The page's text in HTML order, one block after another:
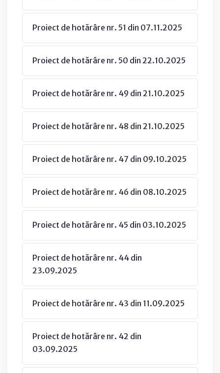
Proiect de hotărâre nr. 51 din 07.11.2025
Proiect de hotărâre nr. 50 din 22.10.2025
Proiect de hotărâre nr. 49 din 21.10.2025
Proiect de hotărâre nr. 48 din 21.10.2025
Proiect de hotărâre nr. 47 din 09.10.2025
Proiect de hotărâre nr. 46 din 08.10.2025
Proiect de hotărâre nr. 45 din 03.10.2025
Proiect de hotărâre nr. 44 din
23.09.2025
Proiect de hotărâre nr. 43 din 11.09.2025
Proiect de hotărâre nr. 42 din
03.09.2025